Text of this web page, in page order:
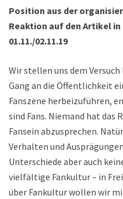
Position aus der
Reaktion auf den Artikel
01.11./02.11.19
Wir stellen uns dem
Gang an die Öffentlichkeit
Fanszene herbeizuführen,
sind Fans. Niemand hat das
Fansein abzusprechen.
Verhalten und
Unterschiede aber auch
vielfältige Fankultur – in
über Fankultur wollen wir